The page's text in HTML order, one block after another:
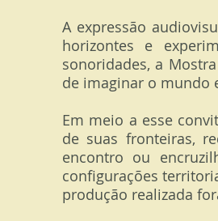
A expressão
horizontes e
sonoridades, a
de imaginar o mundo
Em meio a esse
de suas fronteiras,
encontro ou
configurações
produção realizada